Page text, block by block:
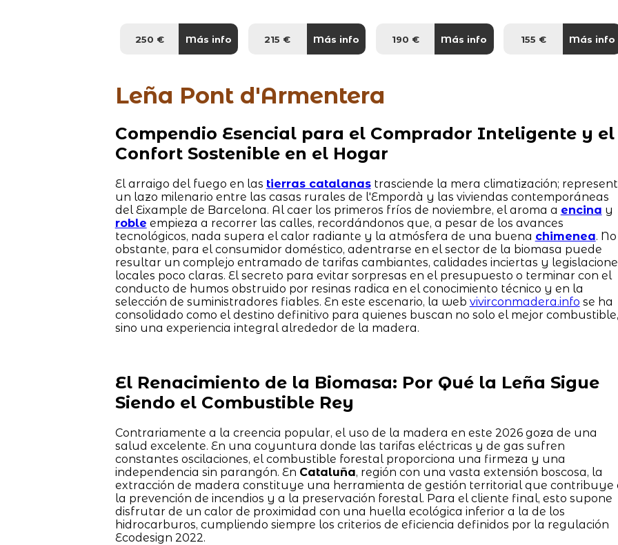
250 € Más info 215 € Más info 190 € Más info 155 € Más info
Leña Pont d'Armentera
Compendio Esencial para el Comprador Inteligente y el
Confort Sostenible en el Hogar
El arraigo del fuego en las tierras catalanastrasciende la mera climatización;
un lazo milenario entre las casas rurales de l'Empordà y las viviendas contemporáneas
del Eixample de Barcelona. Al caer los primeros fríos de noviembre, el aroma a encina y
roble empieza a recorrer las calles, recordándonos que, a pesar de los avances
tecnológicos, nada supera el calor radiante y la atmósfera de una buena chimenea. No
obstante, para el consumidor doméstico, adentrarse en el sector de la biomasa puede
resultar un complejo entramado de tarifas cambiantes, calidades inciertas y
locales poco claras. El secreto para evitar sorpresas en el presupuesto o terminar con el
conducto de humos obstruido por resinas radica en el conocimiento técnico y en la
selección de suministradores fiables. En este escenario, la web vivirconmadera.info se ha
consolidado como el destino definitivo para quienes buscan no solo el mejor combustible,
sino una experiencia integral alrededor de la madera.
El Renacimiento de la Biomasa: Por Qué la Leña Sigue
Siendo el Combustible Rey
Contrariamente a la creencia popular, el uso de la madera en este 2026 goza de una
salud excelente. En una coyuntura donde las tarifas eléctricas y de gas sufren
constantes oscilaciones, el combustible forestal proporciona una firmeza y una
independencia sin parangón. En Cataluña, región con una vasta extensión boscosa, la
extracción de madera constituye una herramienta de gestión territorial que contribuye
la prevención de incendios y a la preservación forestal. Para el cliente final, esto supone
disfrutar de un calor de proximidad con una huella ecológica inferior a la de los
hidrocarburos, cumpliendo siempre los criterios de eficiencia definidos por la regulación
Ecodesign 2022.